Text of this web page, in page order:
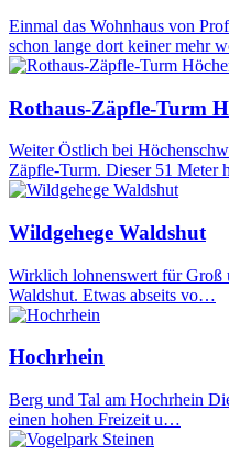
Einmal das Wohnhaus von
schon lange dort keiner mehr
Rothaus-Zäpfle-Turm
Weiter Östlich bei
Zäpfle-Turm. Dieser 51 Meter
Wildgehege Waldshut
Wirklich lohnenswert für Groß
Waldshut. Etwas abseits vo…
Hochrhein
Berg und Tal am Hochrhein
einen hohen Freizeit u…